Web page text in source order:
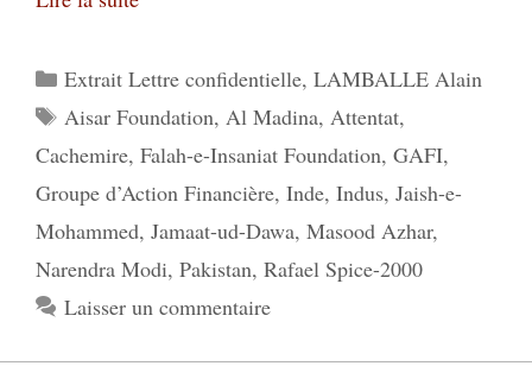
Catégories
Extrait Lettre confidentielle, LAMBALLE Alain
Étiquettes
Aisar Foundation, Al Madina, Attentat,
Cachemire, Falah-e-Insaniat Foundation, GAFI,
Groupe d’Action Financière, Inde, Indus, Jaish-e-
Mohammed, Jamaat-ud-Dawa, Masood Azhar,
Narendra Modi, Pakistan, Rafael Spice-2000
Laisser un commentaire